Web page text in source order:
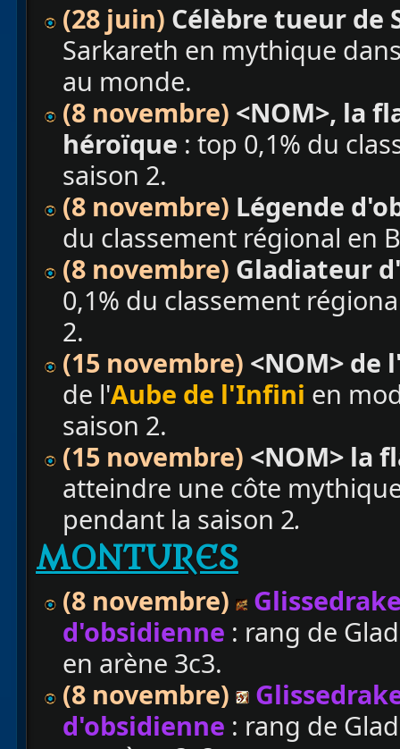
(28 juin) Célèbre tueur de
Sarkareth en mythique
au monde.
(8 novembre) <NOM>, la
héroïque : top 0,1% du
saison 2.
(8 novembre) Légende
du classement régional en
(8 novembre) Gladiateur
0,1% du classement
2.
(15 novembre) <NOM> de
de l'Aube de l'Infini en
saison 2.
(15 novembre) <NOM> la
atteindre une côte
pendant la saison 2.
MONTURES
(8 novembre)
d'obsidienne : rang de
en arène 3c3.
(8 novembre)
d'obsidienne : rang de